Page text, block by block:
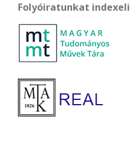
Folyóiratunkat indexeli